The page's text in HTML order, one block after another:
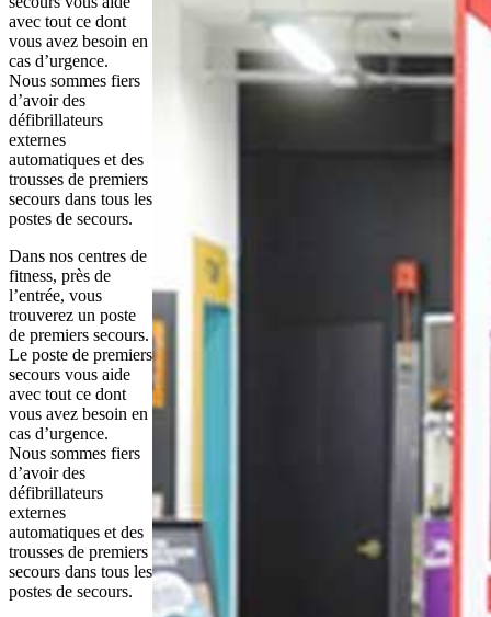
avec tout ce dont
vous avez besoin en
cas d’urgence.
Nous sommes fiers
d’avoir des
défibrillateurs
externes
automatiques et des
trousses de premiers
secours dans tous les
postes de secours.
Dans nos centres de
fitness, près de
l’entrée, vous
trouverez un poste
de premiers secours.
Le poste de premiers
secours vous aide
avec tout ce dont
vous avez besoin en
cas d’urgence.
Nous sommes fiers
d’avoir des
défibrillateurs
externes
automatiques et des
trousses de premiers
secours dans tous les
postes de secours.